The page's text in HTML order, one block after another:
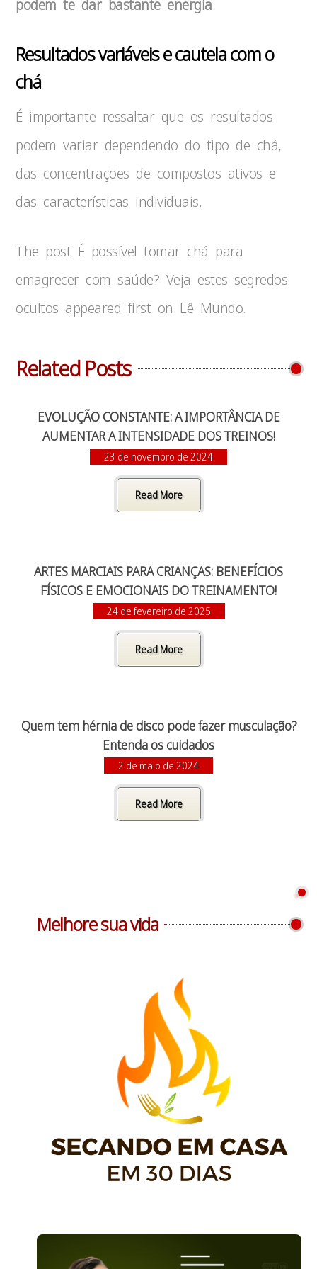
podem te dar bastante energia
Resultados variáveis e cautela com o
chá
É importante ressaltar que os resultados
podem variar dependendo do tipo de chá,
das concentrações de compostos ativos e
das características individuais.
The post É possível tomar chá para
emagrecer com saúde? Veja estes segredos
ocultos appeared first on Lê Mundo.
Related Posts
EVOLUÇÃO CONSTANTE: A IMPORTÂNCIA DE
AUMENTAR A INTENSIDADE DOS TREINOS!
23 de novembro de 2024
Read More
ARTES MARCIAIS PARA CRIANÇAS: BENEFÍCIOS
FÍSICOS E EMOCIONAIS DO TREINAMENTO!
24 de fevereiro de 2025
Read More
Quem tem hérnia de disco pode fazer musculação?
Entenda os cuidados
2 de maio de 2024
Read More
Melhore sua vida